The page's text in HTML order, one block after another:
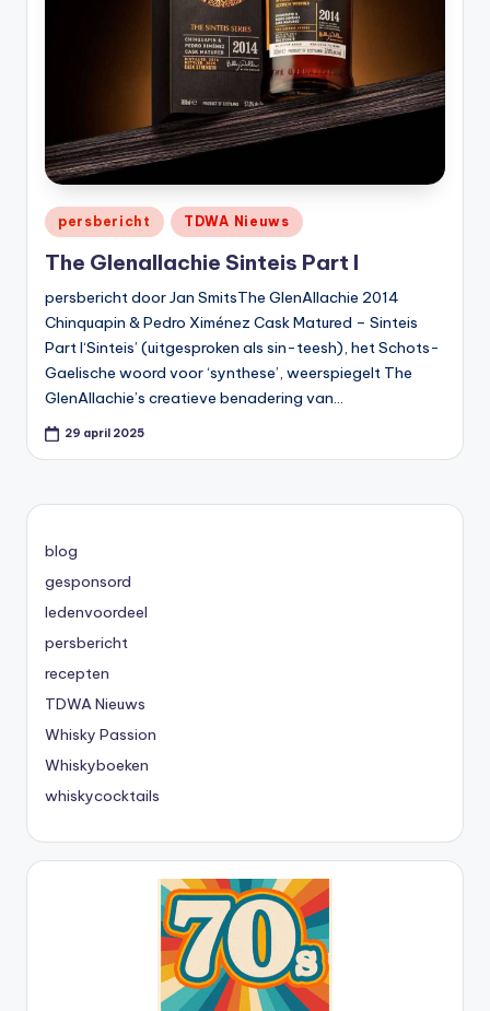
Geplaatst
in
persbericht TDWA Nieuws
The Glenallachie Sinteis Part I
persbericht door Jan SmitsThe GlenAllachie 2014
Chinquapin & Pedro Ximénez Cask Matured – Sinteis
Part I‘Sinteis’ (uitgesproken als sin-teesh), het Schots-
Gaelische woord voor ‘synthese’, weerspiegelt The
GlenAllachie’s creatieve benadering van…
29 april 2025
blog
gesponsord
ledenvoordeel
persbericht
recepten
TDWA Nieuws
Whisky Passion
Whiskyboeken
whiskycocktails